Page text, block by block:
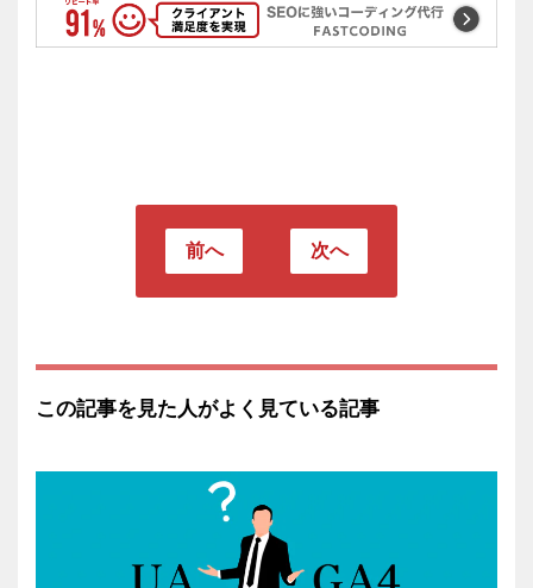
前へ 次へ
この記事を見た人がよく見ている記事